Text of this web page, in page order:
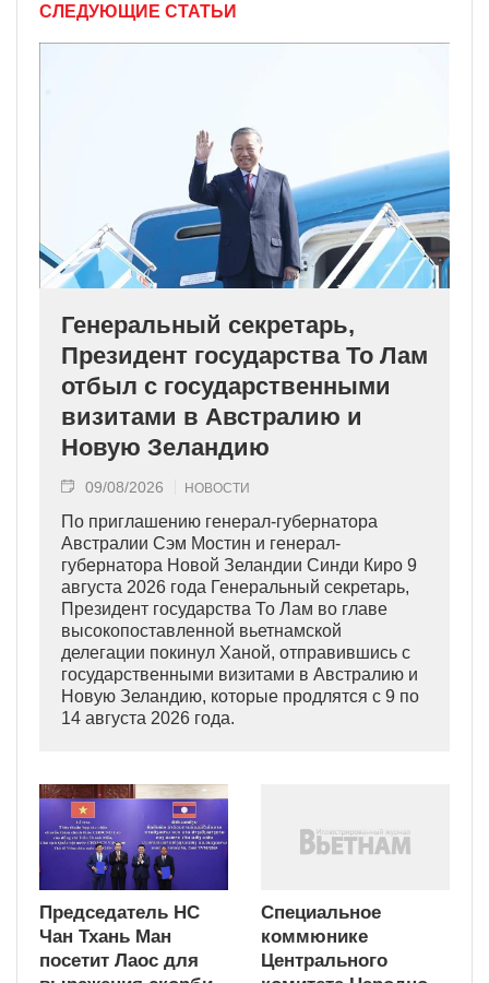
СЛЕДУЮЩИЕ СТАТЬИ
Генеральный секретарь,
Президент государства То Лам
отбыл с государственными
визитами в Австралию и
Новую Зеландию
09/08/2026 НОВОСТИ
По приглашению генерал-губернатора
Австралии Сэм Мостин и генерал-
губернатора Новой Зеландии Синди Киро 9
августа 2026 года Генеральный секретарь,
Президент государства То Лам во главе
высокопоставленной вьетнамской
делегации покинул Ханой, отправившись с
государственными визитами в Австралию и
Новую Зеландию, которые продлятся с 9 по
14 августа 2026 года.
Председатель НС
Чан Тхань Ман
посетит Лаос для
Специальное
коммюнике
Центрального